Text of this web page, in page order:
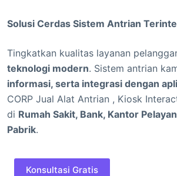
Solusi Cerdas Sistem Antrian
Tingkatkan kualitas layanan
teknologi modern. Sistem antrian
informasi, serta integrasi dengan
CORP Jual Alat Antrian , Kiosk
di Rumah Sakit, Bank, Kantor
Pabrik.
Konsultasi Gratis